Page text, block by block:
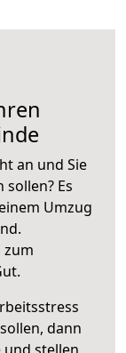
an und Sie
Es
Umzug
zum
dann